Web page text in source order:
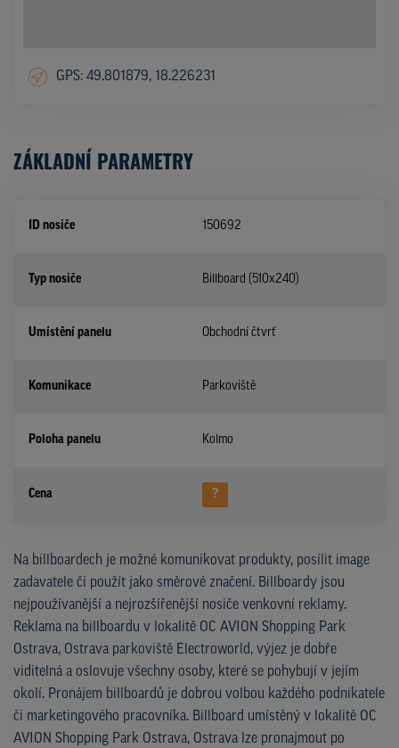
GPS: 49.801879, 18.226231
ZÁKLADNÍ PARAMETRY
ID nosiče 150692
Typ nosiče Billboard (510x240)
Umístění panelu Obchodní čtvrť
Komunikace Parkoviště
Poloha panelu Kolmo
Cena ?
Na billboardech je možné komunikovat produkty, posílit image
zadavatele či použít jako směrové značení. Billboardy jsou
nejpoužívanější a nejrozšířenější nosiče venkovní reklamy.
Reklama na billboardu v lokalitě OC AVION Shopping Park
Ostrava, Ostrava parkoviště Electroworld, výjez je dobře
viditelná a oslovuje všechny osoby, které se pohybují v jejím
okolí. Pronájem billboardů je dobrou volbou každého podnikatele
či marketingového pracovníka. Billboard umístěný v lokalitě OC
AVION Shopping Park Ostrava, Ostrava lze pronajmout po